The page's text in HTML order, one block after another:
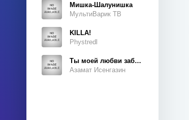
Мишка-Шалунишка
МультиВарик ТВ
KILLA!
Phystredl
Ты моей любви забытая тайна
Азамат Исенгазин